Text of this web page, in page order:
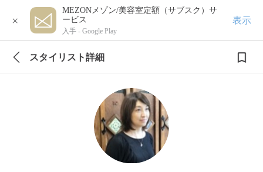
×
MEZONメゾン/美容室定額（サブスク）サ
ービス
入手 - Google Play
表示
スタイリスト詳細